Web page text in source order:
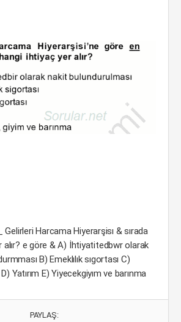
Gelirleri Harcama Hiyerarşisı & sırada
alır? e göre & A) İhtiyatitedbwr olarak
B) Emeklılık sıgortası C)
Yatırım E) Yiyecekgiyım ve barınma
PAYLAŞ: